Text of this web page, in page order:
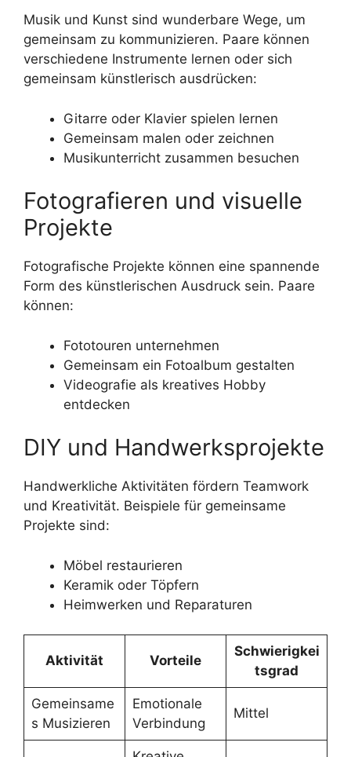
Musik und Kunst sind wunderbare Wege, um
gemeinsam zu kommunizieren. Paare können
verschiedene Instrumente lernen oder sich
gemeinsam künstlerisch ausdrücken:
Gitarre oder Klavier spielen lernen
Gemeinsam malen oder zeichnen
Musikunterricht zusammen besuchen
Fotografieren und visuelle
Projekte
Fotografische Projekte können eine spannende
Form des künstlerischen Ausdruck sein. Paare
können:
Fototouren unternehmen
Gemeinsam ein Fotoalbum gestalten
Videografie als kreatives Hobby
entdecken
DIY und Handwerksprojekte
Handwerkliche Aktivitäten fördern Teamwork
und Kreativität. Beispiele für gemeinsame
Projekte sind:
Möbel restaurieren
Keramik oder Töpfern
Heimwerken und Reparaturen
Aktivität Vorteile
Schwierigkei
tsgrad
Gemeinsame
s Musizieren
Emotionale
Verbindung
Mittel